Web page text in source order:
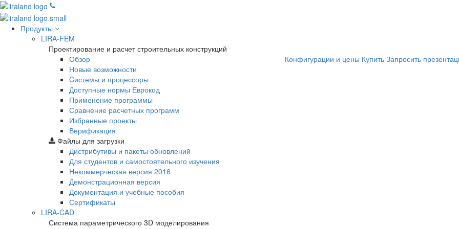
Продукты
LIRA-FEM
Проектирование и расчет строительных конструкций
Обзор
Новые возможности
Cистемы и процессоры
Доступные нормы Еврокод
Применение программы
Сравнение расчетных программ
Избранные проекты
Верификация
Конфигурации и цены Купить Запросить
Файлы для загрузки
Дистрибутивы и пакеты обновлений
Для студентов и самостоятельного изучения
Некоммерческая версия 2016
Демонстрационная версия
Документация и учебные пособия
Сертификаты
LIRA-CAD
Система параметрического 3D моделирования